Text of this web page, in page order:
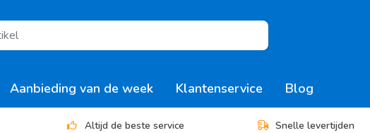
Aanbieding van de week Klantenservice Blog
Altijd de beste service Snelle levertijden